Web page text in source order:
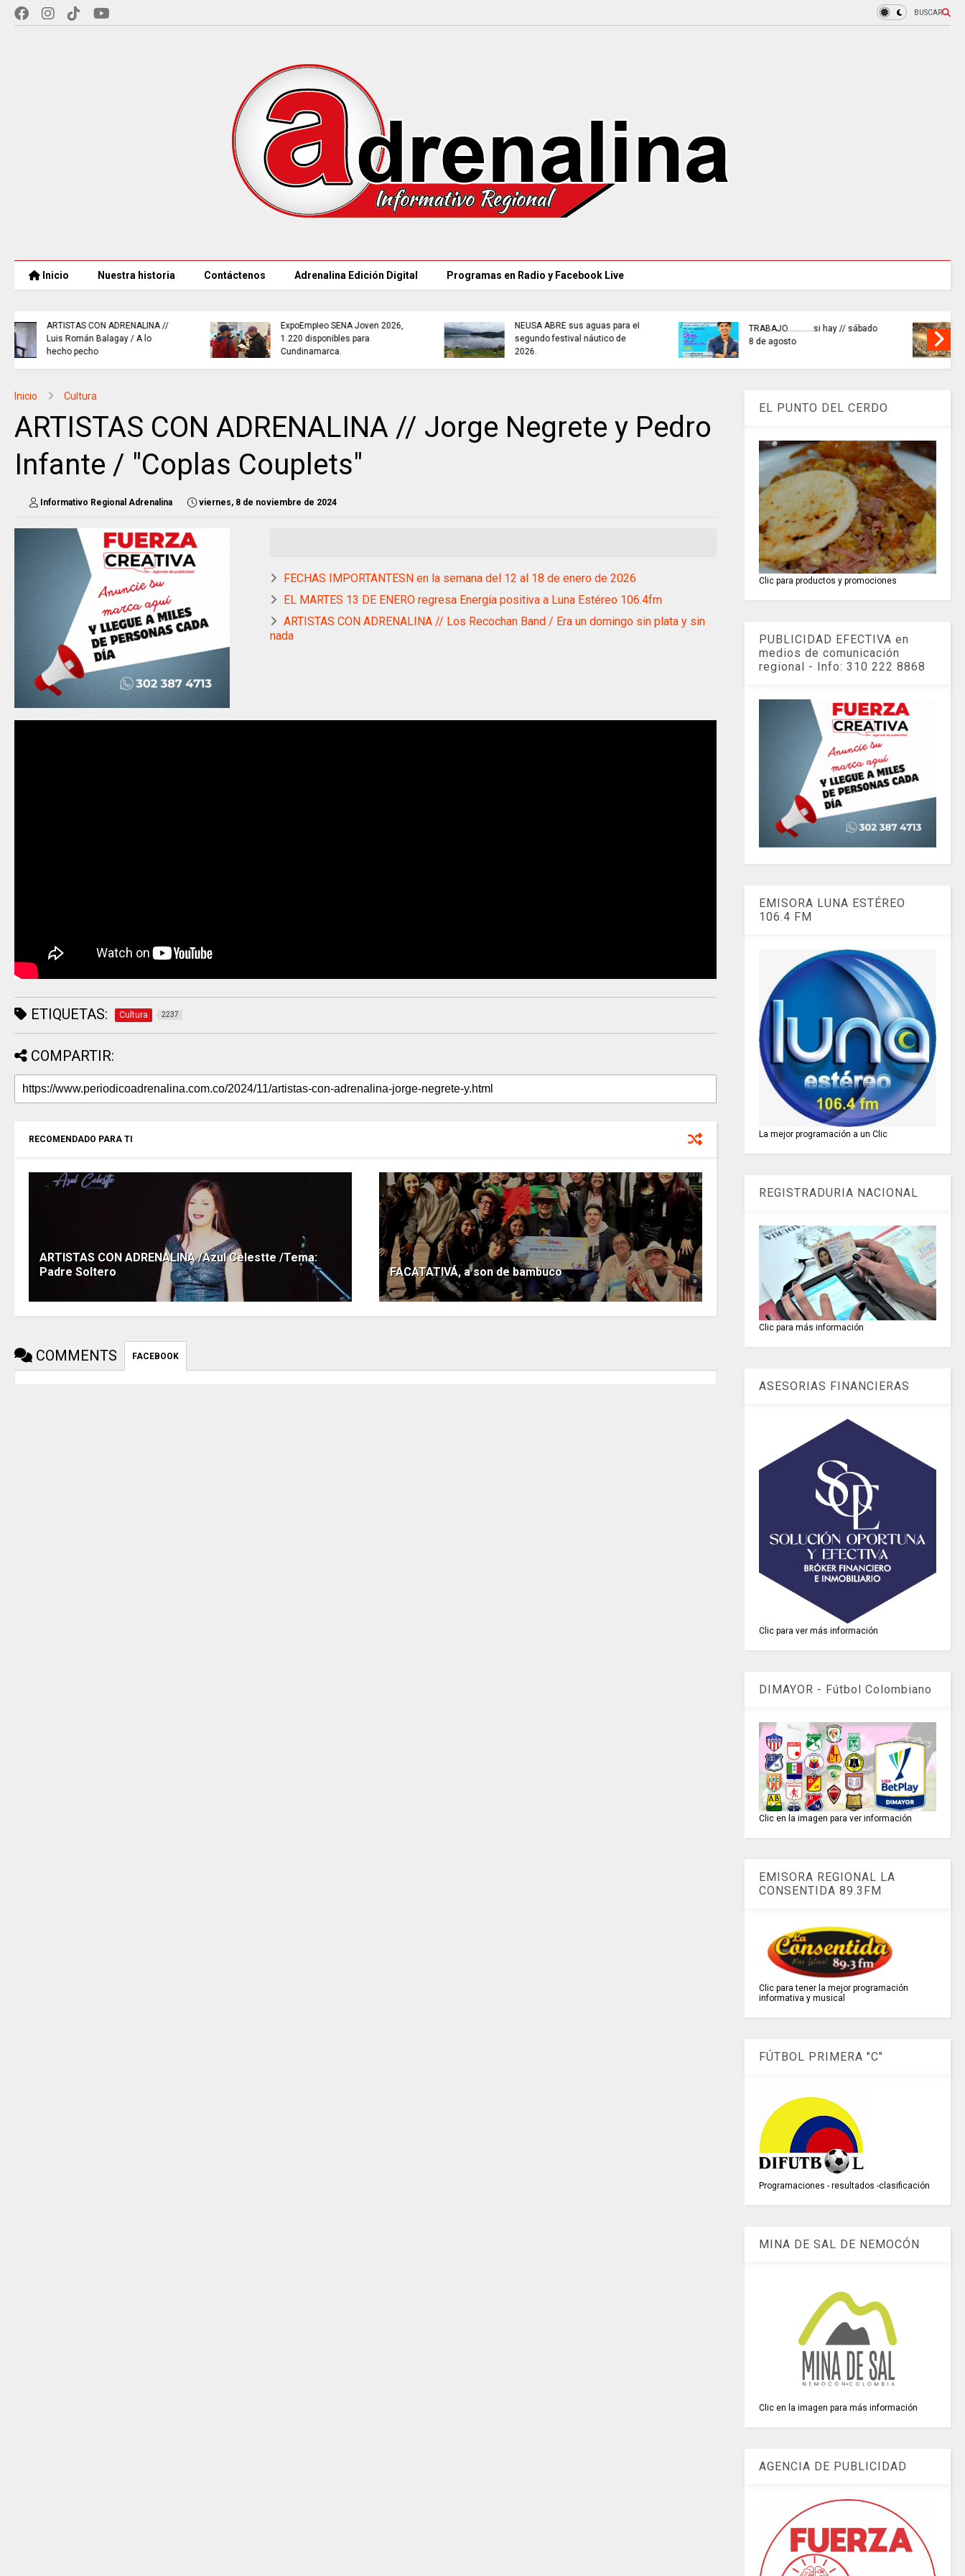
BUSCAR
Inicio Nuestra historia Contáctenos Adrenalina Edición Digital Programas en Radio y Facebook Live
ExpoEmpleo SENA Joven 2026,
1.220 disponibles para
Cundinamarca.
NEUSA ABRE sus aguas para el
segundo festival náutico de
2026.
TRABAJO............si hay // sábado
8 de agosto
REFLEXIONEMOS HOY
Inicio Cultura
ARTISTAS CON ADRENALINA // Jorge Negrete y Pedro
Infante / "Coplas Couplets"
Informativo Regional Adrenalina viernes, 8 de noviembre de 2024
FECHAS IMPORTANTESN en la semana del 12 al 18 de enero de 2026
EL MARTES 13 DE ENERO regresa Energía positiva a Luna Estéreo 106.4fm
ARTISTAS CON ADRENALINA // Los Recochan Band / Era un domingo sin plata y sin
nada
ETIQUETAS: Cultura 2237
COMPARTIR:
RECOMENDADO PARA TI
ARTISTAS CON ADRENALINA /Azul Celestte /Tema:
Padre Soltero
FACATATIVÁ, a son de bambuco
COMMENTS FACEBOOK
EL PUNTO DEL CERDO
Clic para productos y promociones
PUBLICIDAD EFECTIVA en
medios de comunicación
regional - Info: 310 222 8868
EMISORA LUNA ESTÉREO
106.4 FM
La mejor programación a un Clic
REGISTRADURIA NACIONAL
Clic para más información
ASESORIAS FINANCIERAS
Clic para ver más información
DIMAYOR - Fútbol Colombiano
Clic en la imagen para ver información
EMISORA REGIONAL LA
CONSENTIDA 89.3FM
Clic para tener la mejor programación
informativa y musical
FÚTBOL PRIMERA "C"
Programaciones - resultados -clasificación
MINA DE SAL DE NEMOCÓN
Clic en la imagen para más información
AGENCIA DE PUBLICIDAD